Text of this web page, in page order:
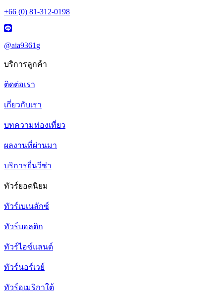
+66 (0) 81-312-0198
@aia9361g
บริการลูกค้า
ติดต่อเรา
เกี่ยวกับเรา
บทความท่องเที่ยว
ผลงานที่ผ่านมา
บริการยื่นวีซ่า
ทัวร์ยอดนิยม
ทัวร์เบเนลักซ์
ทัวร์บอลติก
ทัวร์ไอซ์แลนด์
ทัวร์นอร์เวย์
ทัวร์อเมริกาใต้